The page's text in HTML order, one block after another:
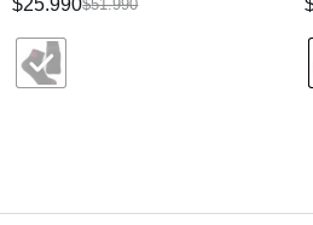
$51.990